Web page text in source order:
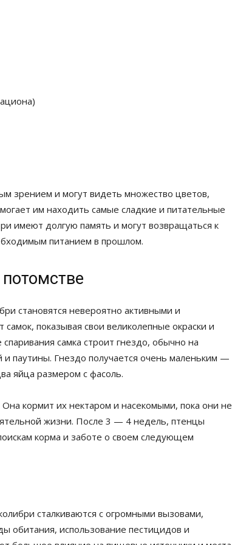
зрением и могут видеть множество цветов,
им находить самые сладкие и питательные
имеют долгую память и могут возвращаться к
питанием в прошлом.
становятся невероятно активными и
показывая свои великолепные окраски и
самка строит гнездо, обычно на
и паутины. Гнездо получается очень маленьким —
яйца размером с фасоль.
кормит их нектаром и насекомыми, пока они не
жизни. После 3 — 4 недель, птенцы
корма и заботе о своем следующем
сталкиваются с огромными вызовами,
обитания, использование пестицидов и